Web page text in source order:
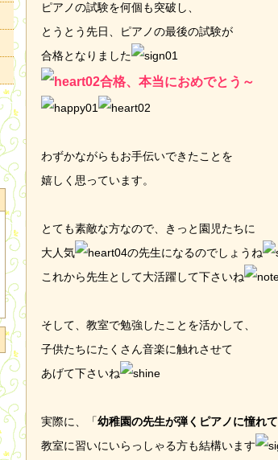
ピアノの試験を何個も突破し、
とうとう先日、ピアノの最後の試験が
合格となりました
合格、本当におめでとう～
わずかながらもお手伝いできたことを
嬉しく思っています。
とても素敵な方なので、きっと園児たちに
大人気
の先生になるのでしょうね
これから先生として大活躍して下さいね
そして、教室で勉強したことを活かして、
子供たちにたくさん音楽に触れさせて
あげて下さいね
実際に、「幼稚園の先生が弾くピアノに憧れて
教室に習いにいらっしゃる方も結構います